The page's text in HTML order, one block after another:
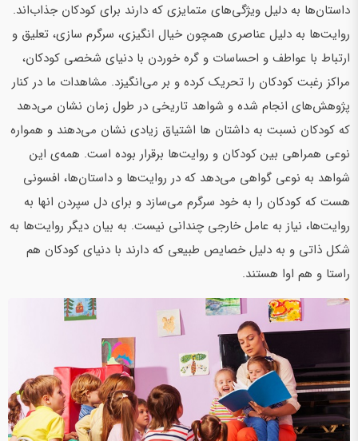
داستان‌ها به دلیل ویژگی‌های متمایزی که دارند برای کودکان جذاب‌اند.
روایت‌ها به دلیل عناصری همچون خیال انگیزی، سرگرم سازی، تعلیق و
ارتباط با عواطف و احساسات و گره خوردن با دنیای شخصی کودکان،
مراکز رغبت کودکان را تحریک کرده و بر می‌انگیزد. مشاهدات ما در کنار
پژوهش‌های انجام شده و شواهد تاریخی در طول زمان نشان می‌دهد
که کودکان نسبت به داشتان ها اشتیاق زیادی نشان می‌دهند و همواره
نوعی همراهی بین کودکان و روایت‌ها برقرار بوده است. همه‌ی این
شواهد به نوعی گواهی می‌دهد که در روایت‌ها و داستان‌ها، افسونی
هست که کودکان را به خود سرگرم می‌سازد و برای دل سپردن انها به
روایت‌ها، نیاز به عامل خارجی چندانی نیست. به بیان دیگر روایت‌ها به
شکل ذاتی و به دلیل خصایص طبیعی که دارند با دنیای کودکان هم
راستا و هم اوا هستند.